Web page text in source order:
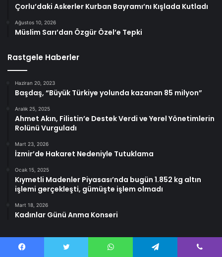
Çorlu’daki Askerler Kurban Bayramı’nı Kışlada Kutladı
Ağustos 10, 2026
Müslim Sarı’dan Özgür Özel’e Tepki
Rastgele Haberler
Haziran 20, 2023
Başdaş, “Büyük Türkiye yolunda kazanan 85 milyon”
Aralık 25, 2025
Ahmet Akın, Filistin’e Destek Verdi ve Yerel Yönetimlerin
Rolünü Vurguladı
Mart 23, 2026
İzmir’de Hakaret Nedeniyle Tutuklama
Ocak 15, 2025
Kıymetli Madenler Piyasası’nda bugün 1.852 kg altın
işlemi gerçekleşti, gümüşte işlem olmadı
Mart 18, 2026
Kadınlar Günü Anma Konseri